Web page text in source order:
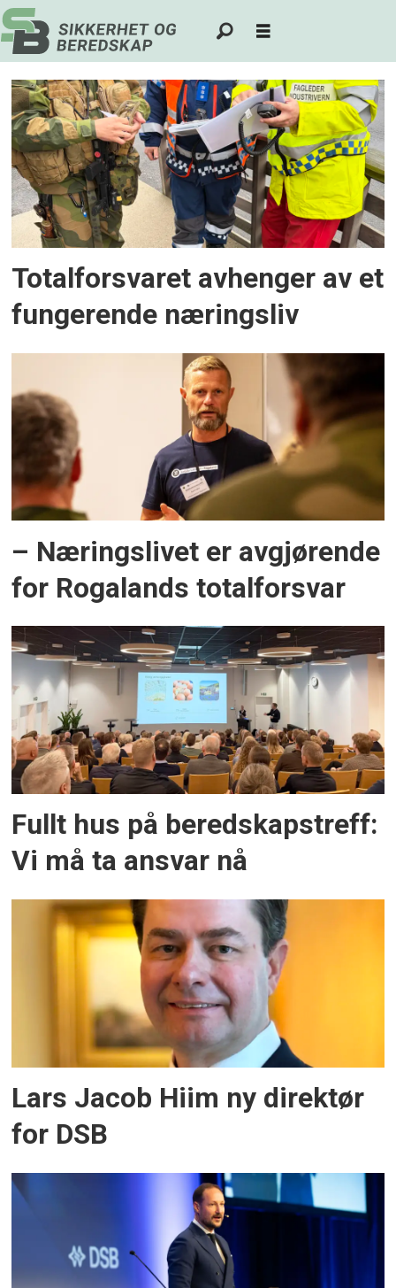
Tag:
næringsliv
Totalforsvaret avhenger av et
fungerende næringsliv
– Næringslivet er avgjørende
for Rogalands totalforsvar
Fullt hus på beredskapstreff:
Vi må ta ansvar nå
Lars Jacob Hiim ny direktør
for DSB